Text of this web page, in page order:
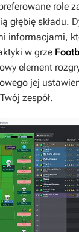
role
głębię składu.
informacjami,
w grze
element
jej
zespół.